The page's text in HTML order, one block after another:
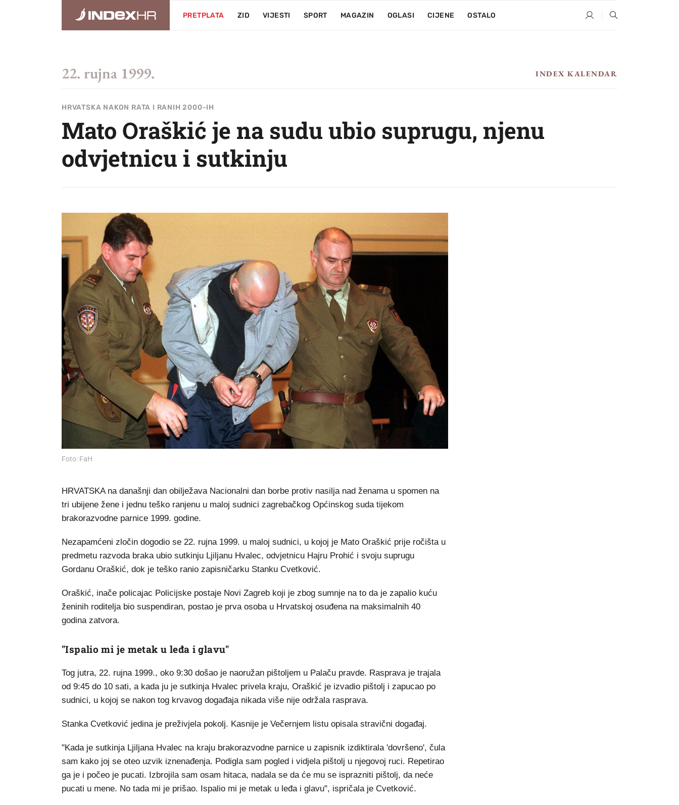
PRETPLATA ZID VIJESTI SPORT MAGAZIN OGLASI CIJENE OSTALO
22. rujna 1999. INDEX KALENDAR
HRVATSKA NAKON RATA I RANIH 2000-IH
Mato Oraškić je na sudu ubio suprugu, njenu
odvjetnicu i sutkinju
Foto: FaH
HRVATSKA na današnji dan obilježava Nacionalni dan borbe protiv nasilja nad ženama u spomen na
tri ubijene žene i jednu teško ranjenu u maloj sudnici zagrebačkog Općinskog suda tijekom
brakorazvodne parnice 1999. godine.
Nezapamćeni zločin dogodio se 22. rujna 1999. u maloj sudnici, u kojoj je Mato Oraškić prije ročišta u
predmetu razvoda braka ubio sutkinju Ljiljanu Hvalec, odvjetnicu Hajru Prohić i svoju suprugu
Gordanu Oraškić, dok je teško ranio zapisničarku Stanku Cvetković.
Oraškić, inače policajac Policijske postaje Novi Zagreb koji je zbog sumnje na to da je zapalio kuću
ženinih roditelja bio suspendiran, postao je prva osoba u Hrvatskoj osuđena na maksimalnih 40
godina zatvora.
"Ispalio mi je metak u leđa i glavu"
Tog jutra, 22. rujna 1999., oko 9:30 došao je naoružan pištoljem u Palaču pravde. Rasprava je trajala
od 9:45 do 10 sati, a kada ju je sutkinja Hvalec privela kraju, Oraškić je izvadio pištolj i zapucao po
sudnici, u kojoj se nakon tog krvavog događaja nikada više nije održala rasprava.
Stanka Cvetković jedina je preživjela pokolj. Kasnije je Večernjem listu opisala stravični događaj.
"Kada je sutkinja Ljiljana Hvalec na kraju brakorazvodne parnice u zapisnik izdiktirala 'dovršeno', čula
sam kako joj se oteo uzvik iznenađenja. Podigla sam pogled i vidjela pištolj u njegovoj ruci. Repetirao
ga je i počeo je pucati. Izbrojila sam osam hitaca, nadala se da će mu se isprazniti pištolj, da neće
pucati u mene. No tada mi je prišao. Ispalio mi je metak u leđa i glavu", ispričala je Cvetković.